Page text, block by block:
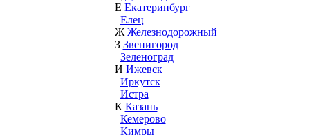
Е Екатеринбург
Елец
Ж Железнодорожный
З Звенигород
Зеленоград
И Ижевск
Иркутск
Истра
К Казань
Кемерово
Кимры